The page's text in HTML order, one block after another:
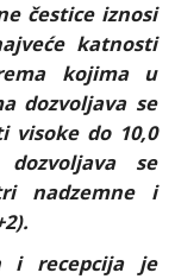
čestice iznosi
katnosti
kojima u
dozvoljava se
visoke do 10,0
se
nadzemne i
i recepcija je